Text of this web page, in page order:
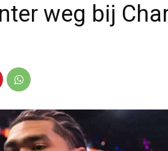
weg bij